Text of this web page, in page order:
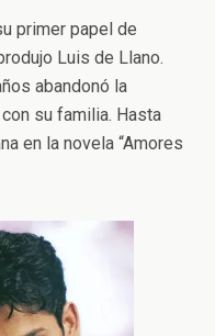
primer papel de
Luis de Llano.
abandonó la
su familia. Hasta
en la novela “Amores